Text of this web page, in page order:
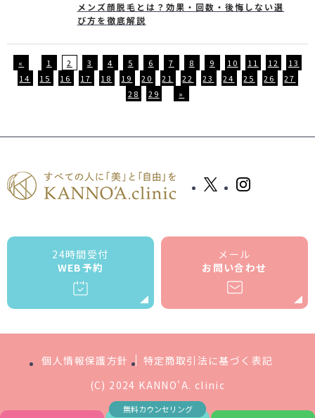
メンズ顔脱毛とは？効果・回数・後悔しない選
び方を徹底解説
« 1 2 3 4 5 6 7 8 9 10 11 12
13
14
15 16 17 18 19 20 21 22 23 24 25 26
27
28
29 »
24時間受付
WEB予約
メール
お問い合わせ
個人情報保護方針
特定商取引法に基づく表記
(C) 2024 KANNO'A. clinic